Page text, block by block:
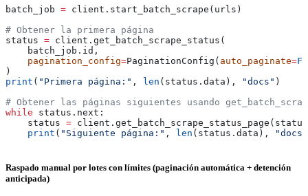
batch_job = client.start_batch_scrape(urls)
# Obtener la primera página
status = client.get_batch_scrape_status(
    batch_job.id,
    pagination_config
=PaginationConfig( auto_paginate=
)
print ( "Primera página:" , len (status.data), "docs" )
# Obtener las páginas siguientes usando
while status.next:
    status
=
    print
( "Siguiente página:" , len (status.data), "docs"
Raspado manual por lotes con límites (paginación automática + detención
anticipada)